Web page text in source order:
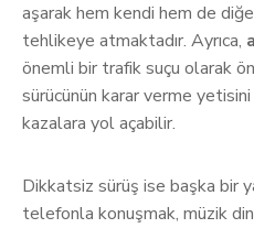
aşarak hem kendi hem de diğer
tehlikeye atmaktadır. Ayrıca,
önemli bir trafik suçu olarak
sürücünün karar verme
kazalara yol açabilir.
Dikkatsiz sürüş ise başka bir
telefonla konuşmak, müzik